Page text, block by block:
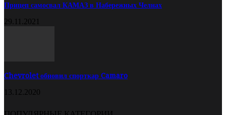
Прицеп самосвал КАМАЗ в Набережных Челнах
29.11.2021
Chevrolet обновил спорткар Camaro
13.12.2020